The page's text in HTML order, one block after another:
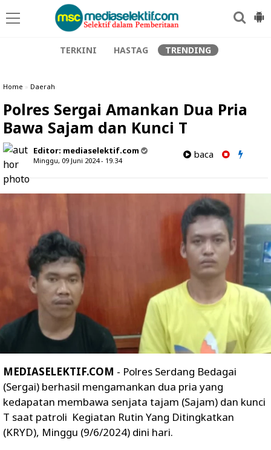
TERKINI HASTAG TRENDING
Home » Daerah
Polres Sergai Amankan Dua Pria
Bawa Sajam dan Kunci T
Editor: mediaselektif.com
Minggu, 09 Juni 2024 - 19.34
baca
MEDIASELEKTIF.COM - Polres Serdang Bedagai
(Sergai) berhasil mengamankan dua pria yang
kedapatan membawa senjata tajam (Sajam) dan kunci
T saat patroli Kegiatan Rutin Yang Ditingkatkan
(KRYD), Minggu (9/6/2024) dini hari.